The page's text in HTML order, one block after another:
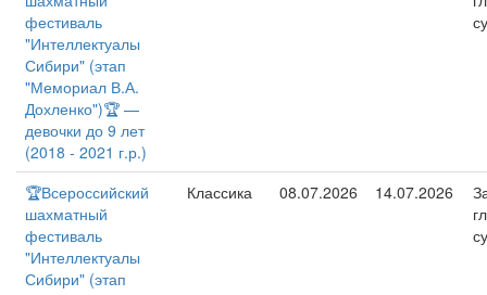
фестиваль
"Интеллектуалы
Сибири" (этап
"Мемориал В.А.
Дохленко")🏆 —
девочки до 9 лет
(2018 - 2021 г.р.)
🏆Всероссийский
шахматный
фестиваль
"Интеллектуалы
Сибири" (этап
Классика 08.07.2026 14.07.2026